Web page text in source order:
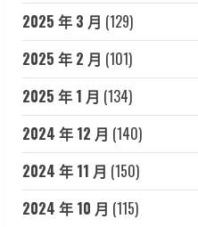
2025 年 3 月 (129)
2025 年 2 月 (101)
2025 年 1 月 (134)
2024 年 12 月 (140)
2024 年 11 月 (150)
2024 年 10 月 (115)